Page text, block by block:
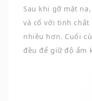
Sau khi gỡ mặt
và cổ với tinh
nhiều hơn. Cuối
đều để giữ độ ẩm